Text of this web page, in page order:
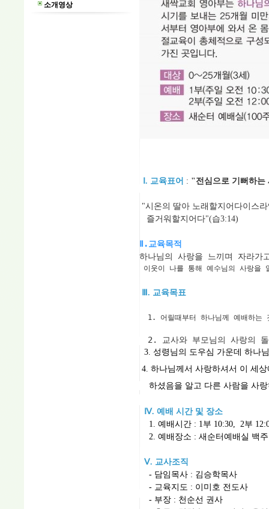
소개영상
Ⅰ. 교육표어 : "전심으로 기뻐하는
"시온의 딸아 노래할지어다이스
즐거워할지어다"(습3:14)
Ⅱ.교육목적
하나님의 사랑을 느끼며 자라가
이웃이 나를 통해 예수님의 사랑을
Ⅲ. 교육목표
1. 어릴때부터 하나님께 예배하는
2. 교사와 부모님의 사랑의
3. 성령님의 도우심 가운데 하나
4. 하나님께서 사랑하셔서 이 세
하셨음을 알고 다른 사람을 사랑
Ⅳ. 예배 시간 및 장소
1. 예배시간 : 1부 10:30, 2부
2. 예배장소 : 새순터예배실 백
Ⅴ. 교사조직
- 담임목사 : 김승학목사
- 교육지도 : 이미호 전도사
- 부장 : 천순선 권사